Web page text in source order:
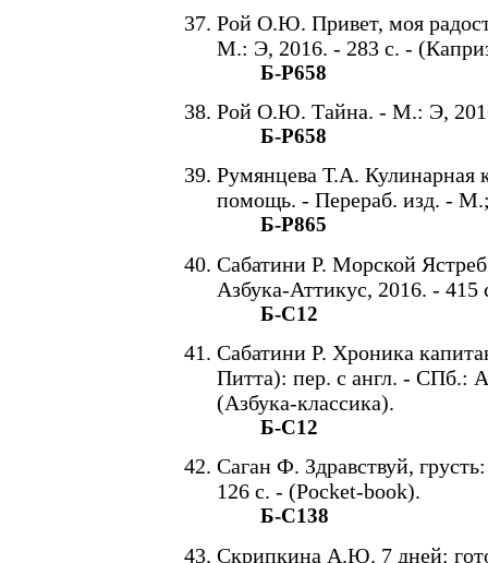
Рой О.Ю. Привет, моя
М.: Э, 2016. - 283 с. -
Б-Р658
Рой О.Ю. Тайна. - М.: Э,
Б-Р658
Румянцева Т.А. Кулинарная
помощь. - Перераб. изд. -
Б-Р865
Сабатини Р. Морской
Азбука-Аттикус, 2016. - 415
Б-С12
Сабатини Р. Хроника
Питта): пер. с англ. - СПб.:
(Азбука-классика).
Б-С12
Саган Ф. Здравствуй,
126 с. - (Pocket-book).
Б-С138
Скрипкина А.Ю. 7 дней: